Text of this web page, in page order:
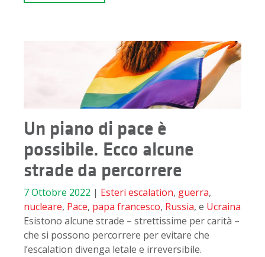
Un piano di pace è
possibile. Ecco alcune
strade da percorrere
7 Ottobre 2022 | Esteri escalation, guerra,
nucleare, Pace, papa francesco, Russia, e Ucraina
Esistono alcune strade – strettissime per carità –
che si possono percorrere per evitare che
l’escalation divenga letale e irreversibile.